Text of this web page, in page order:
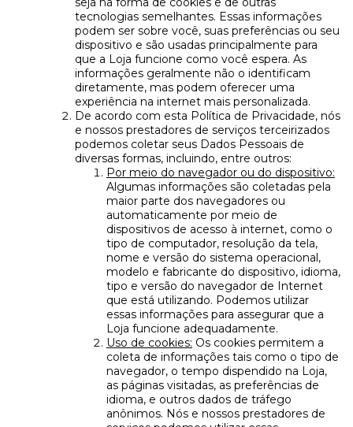
tecnologias semelhantes. Essas informações
podem ser sobre você, suas preferências ou seu
dispositivo e são usadas principalmente para
que a Loja funcione como você espera. As
informações geralmente não o identificam
diretamente, mas podem oferecer uma
experiência na internet mais personalizada.
De acordo com esta Política de Privacidade, nós
e nossos prestadores de serviços terceirizados
podemos coletar seus Dados Pessoais de
diversas formas, incluindo, entre outros:
Por meio do navegador ou do dispositivo:
Algumas informações são coletadas pela
maior parte dos navegadores ou
automaticamente por meio de
dispositivos de acesso à internet, como o
tipo de computador, resolução da tela,
nome e versão do sistema operacional,
modelo e fabricante do dispositivo, idioma,
tipo e versão do navegador de Internet
que está utilizando. Podemos utilizar
essas informações para assegurar que a
Loja funcione adequadamente.
Uso de cookies: Os cookies permitem a
coleta de informações tais como o tipo de
navegador, o tempo dispendido na Loja,
as páginas visitadas, as preferências de
idioma, e outros dados de tráfego
anônimos. Nós e nossos prestadores de